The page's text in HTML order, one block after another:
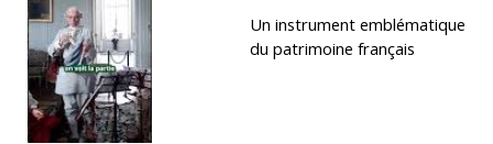
Un instrument emblématique
du patrimoine français